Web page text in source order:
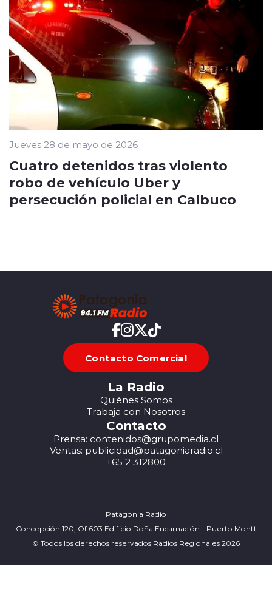
Jueves 28 de mayo de 2026
Cuatro detenidos tras violento
robo de vehículo Uber y
persecución policial en Calbuco
Contacto Comercial
La Radio
Quiénes Somos
Trabaja con Nosotros
Contacto
Prensa: contenidos@grupomedia.cl
Ventas: publicidad@patagoniaradio.cl
+65 2 312800
Patagonia Radio
Concepción 120, Of 603 Edificio Doña Encarnación - Puerto Montt
© Todos los derechos reservados Radios Regionales 2026